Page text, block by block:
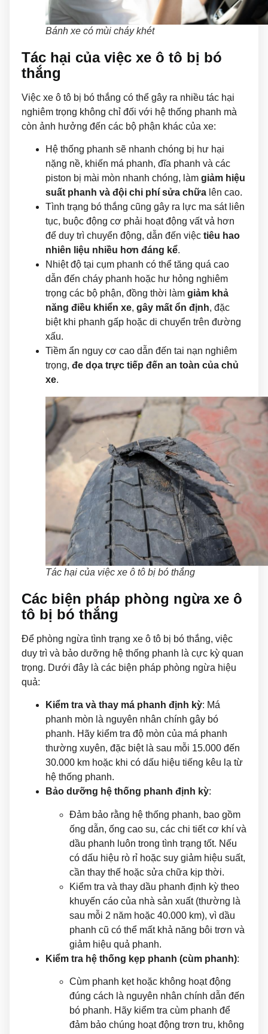
Bánh xe có mùi cháy khét
Tác hại của việc xe ô tô bị bó
thắng
Việc xe ô tô bị bó thắng có thể gây ra nhiều tác hại
nghiêm trọng không chỉ đối với hệ thống phanh mà
còn ảnh hưởng đến các bộ phận khác của xe:
Hệ thống phanh sẽ nhanh chóng bị hư hại
nặng nề, khiến má phanh, đĩa phanh và các
piston bị mài mòn nhanh chóng, làm giảm hiệu
suất phanh và đội chi phí sửa chữa lên cao.
Tình trạng bó thắng cũng gây ra lực ma sát liên
tục, buộc động cơ phải hoạt động vất vả hơn
để duy trì chuyển động, dẫn đến việc tiêu hao
nhiên liệu nhiều hơn đáng kể.
Nhiệt độ tại cụm phanh có thể tăng quá cao
dẫn đến cháy phanh hoặc hư hỏng nghiêm
trọng các bộ phận, đồng thời làm giảm khả
năng điều khiển xe, gây mất ổn định, đặc
biệt khi phanh gấp hoặc di chuyển trên đường
xấu.
Tiềm ẩn nguy cơ cao dẫn đến tai nạn nghiêm
trọng, đe dọa trực tiếp đến an toàn của chủ
xe.
Tác hại của việc xe ô tô bị bó thắng
Các biện pháp phòng ngừa xe ô
tô bị bó thắng
Để phòng ngừa tình trạng xe ô tô bị bó thắng, việc
duy trì và bảo dưỡng hệ thống phanh là cực kỳ quan
trọng. Dưới đây là các biện pháp phòng ngừa hiệu
quả:
Kiểm tra và thay má phanh định kỳ: Má
phanh mòn là nguyên nhân chính gây bó
phanh. Hãy kiểm tra độ mòn của má phanh
thường xuyên, đặc biệt là sau mỗi 15.000 đến
30.000 km hoặc khi có dấu hiệu tiếng kêu lạ từ
hệ thống phanh.
Bảo dưỡng hệ thống phanh định kỳ:
Đảm bảo rằng hệ thống phanh, bao gồm
ống dẫn, ống cao su, các chi tiết cơ khí và
dầu phanh luôn trong tình trạng tốt. Nếu
có dấu hiệu rò rỉ hoặc suy giảm hiệu suất,
cần thay thế hoặc sửa chữa kịp thời.
Kiểm tra và thay dầu phanh định kỳ theo
khuyến cáo của nhà sản xuất (thường là
sau mỗi 2 năm hoặc 40.000 km), vì dầu
phanh cũ có thể mất khả năng bôi trơn và
giảm hiệu quả phanh.
Kiểm tra hệ thống kẹp phanh (cùm phanh):
Cùm phanh kẹt hoặc không hoạt động
đúng cách là nguyên nhân chính dẫn đến
bó phanh. Hãy kiểm tra cùm phanh để
đảm bảo chúng hoạt động trơn tru, không